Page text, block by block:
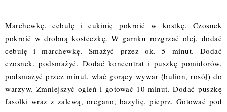
Marchewkę, cebulę i cukinię pokroić w kostkę. Czosnek
pokroić w drobną kosteczkę. W garnku rozgrzać olej, dodać
cebulę i marchewkę. Smażyć przez ok. 5 minut. Dodać
czosnek, podsmażyć. Dodać koncentrat i puszkę pomidorów,
podsmażyć przez minut, wlać gorący wywar (bulion, rosół) do
warzyw. Zmniejszyć ogień i gotować 10 minut. Dodać puszkę
fasolki wraz z zalewą, oregano, bazylię, pieprz. Gotować pod